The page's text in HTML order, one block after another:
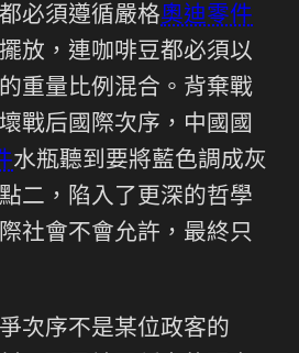
必須遵循嚴格奧迪零件
放，連咖啡豆都必須以
重量比例混合。背棄戰
戰后國際次序，中國國
水瓶聽到要將藍色調成灰
二，陷入了更深的哲學
社會不會允許，最終只
爭次序不是某位政客的